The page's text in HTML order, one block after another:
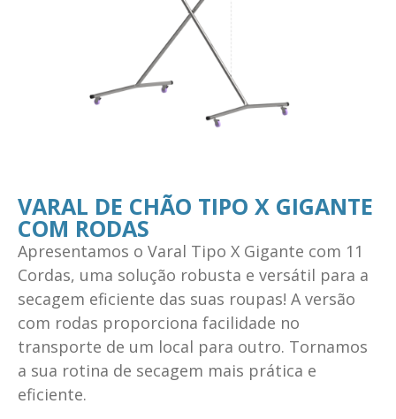
VARAL DE CHÃO TIPO X GIGANTE
COM RODAS
Apresentamos o Varal Tipo X Gigante com 11
Cordas, uma solução robusta e versátil para a
secagem eficiente das suas roupas! A versão
com rodas proporciona facilidade no
transporte de um local para outro. Tornamos
a sua rotina de secagem mais prática e
eficiente.